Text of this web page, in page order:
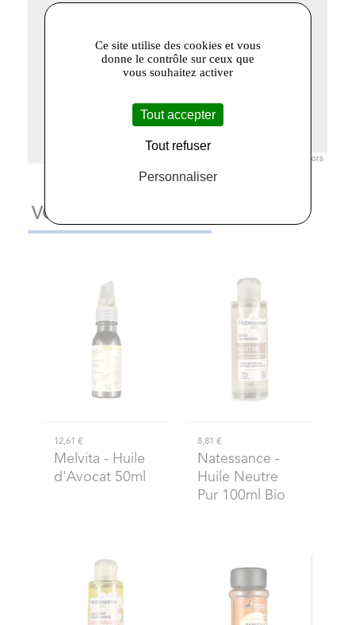
contributors
VOUS AIMEREZ AUSSI
12,61 €
Melvita - Huile
d'Avocat 50ml
8,81 €
Natessance -
Huile Neutre
Pur 100ml Bio
Ce site utilise des cookies et vous
donne le contrôle sur ceux que
vous souhaitez activer
Tout accepter
Tout refuser
Personnaliser